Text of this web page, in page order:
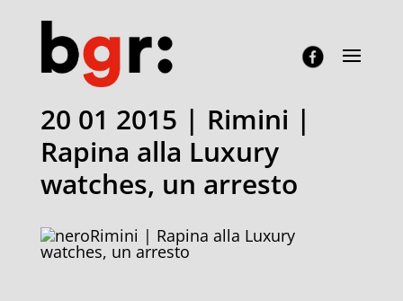
20 01 2015 | Rimini |
Rapina alla Luxury
watches, un arresto
Rimini | Rapina alla Luxury
watches, un arresto